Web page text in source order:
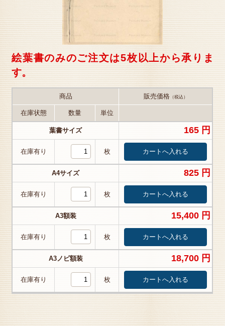
絵葉書のみのご注文は5枚以上から承りま
す。
商品 販売価格（税込）
在庫状態 数量 単位
葉書サイズ 165 円
在庫有り 枚
A4サイズ 825 円
在庫有り 枚
A3額装 15,400 円
在庫有り 枚
A3ノビ額装 18,700 円
在庫有り 枚